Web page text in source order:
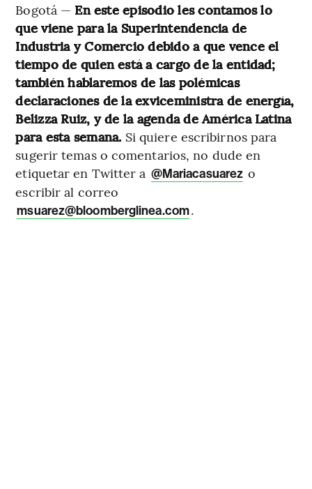
Bogotá — En este episodio les contamos lo
que viene para la Superintendencia de
Industria y Comercio debido a que vence el
tiempo de quien está a cargo de la entidad;
también hablaremos de las polémicas
declaraciones de la exviceministra de energía,
Belizza Ruiz, y de la agenda de América Latina
para esta semana. Si quiere escribirnos para
sugerir temas o comentarios, no dude en
etiquetar en Twitter a @Mariacasuarez o
escribir al correo
msuarez@bloomberglinea.com.